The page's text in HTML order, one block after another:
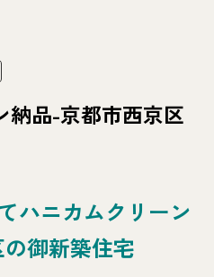
納品-京都市西京区
ハニカムクリーン
御新築住宅